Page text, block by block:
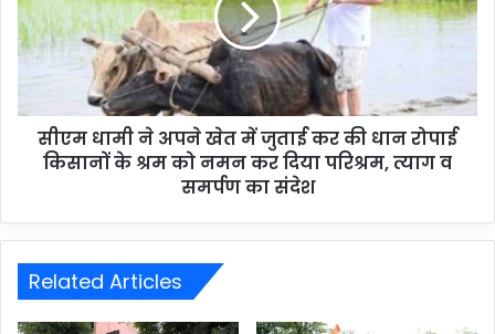
सीएम धामी ने अपने खेत में जुताई कर की धान रोपाई
किसानों के श्रम को नमन कर दिया परिश्रम, त्याग व
समर्पण का संदेश
Related Articles